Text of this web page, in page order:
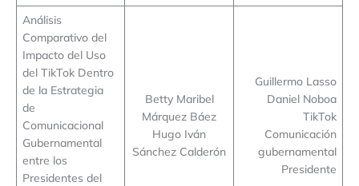
Análisis
Comparativo del
Impacto del Uso
del TikTok Dentro
de la Estrategia
de
Comunicacional
Gubernamental
entre los
Presidentes del
Betty Maribel
Márquez Báez
Hugo Iván
Sánchez Calderón
Guillermo Lasso
Daniel Noboa
TikTok
Comunicación
gubernamental
Presidente